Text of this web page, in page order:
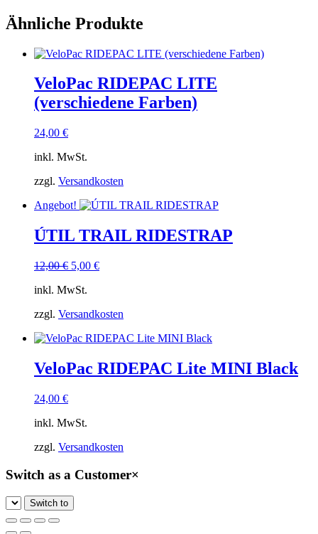
Ähnliche Produkte
VeloPac RIDEPAC LITE
(verschiedene Farben)
24,00 €
inkl. MwSt.
zzgl. Versandkosten
Angebot!
ÚTIL TRAIL RIDESTRAP
12,00€ Ursprünglicher
war:
5,00 €Aktueller
inkl. MwSt.
zzgl. Versandkosten
VeloPac RIDEPAC Lite MINI Black
24,00 €
inkl. MwSt.
zzgl. Versandkosten
Switch as a Customer×